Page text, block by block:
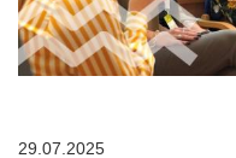
29.07.2025